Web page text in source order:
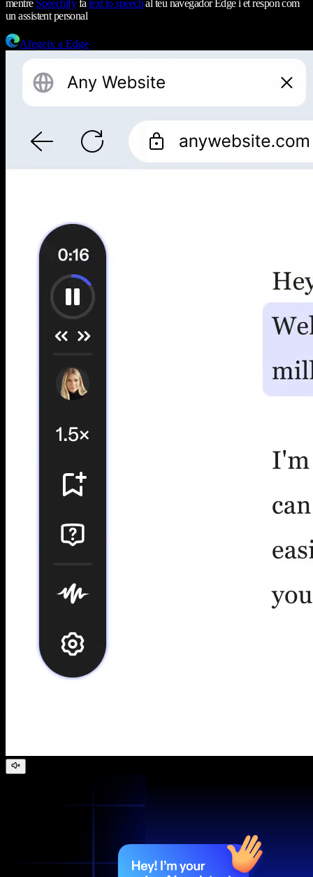
mentre Speechifyfa text to speechal teu navegador Edge i et respon com
un assistent personal
Afegeix a Edge